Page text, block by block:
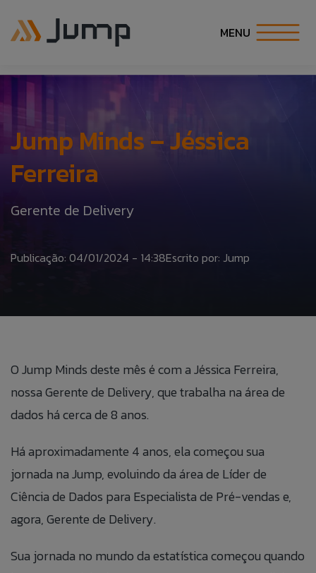
MENU
INÍCIO
SOLUÇÕES
ESPECIALIDADES
ÁREA DO COLABORADOR
FALE CONOSO
CANAL DE ÉTICA
PT
Jump Minds – Jéssica
Ferreira
Gerente de Delivery
Publicação: 04/01/2024 - 14:38Escrito por: Jump
O Jump Minds deste mês é com a Jéssica Ferreira,
nossa Gerente de Delivery, que trabalha na área de
dados há cerca de 8 anos.
Há aproximadamente 4 anos, ela começou sua
jornada na Jump, evoluindo da área de Líder de
Ciência de Dados para Especialista de Pré-vendas e,
agora, Gerente de Delivery.
Sua jornada no mundo da estatística começou quando